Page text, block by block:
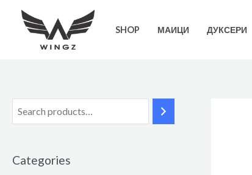
SHOP МАИЦИ ДУКСЕРИ
Categories